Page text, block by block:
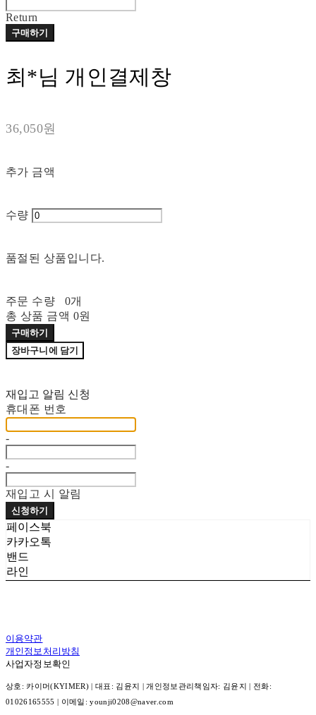
Return
구매하기
최*님 개인결제창
36,050원
추가 금액
수량
품절된 상품입니다.
주문 수량
0개
총 상품 금액 0원
구매하기
장바구니에 담기
재입고 알림 신청
휴대폰 번호
-
-
재입고 시 알림
신청하기
페이스북
카카오톡
밴드
라인
이용약관
개인정보처리방침
사업자정보확인
상호: 카이머(KYIMER) | 대표: 김윤지 | 개인정보관리책임자: 김윤지 | 전화:
01026165555 | 이메일: younji0208@naver.com